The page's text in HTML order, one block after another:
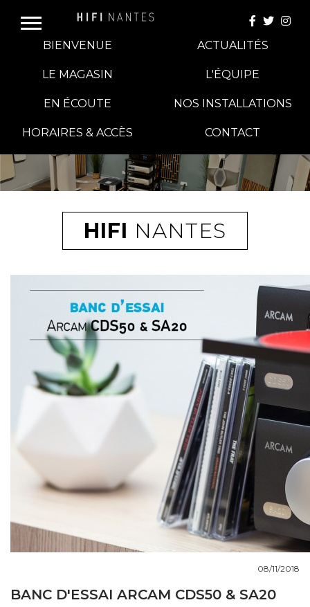
E-BOUTIQUE
HIFI GROUP
MAGASINS
BANCS D'ESSAI
COUPS DE COEUR
DOSSIERS
BIENVENUE ACTUALITÉS
LE MAGASIN L'ÉQUIPE
EN ÉCOUTE NOS INSTALLATIONS
HORAIRES & ACCÈS CONTACT
HIFI NANTES
BANC D'ESSAI ARCAM CDS50 & SA20
08/11/2018